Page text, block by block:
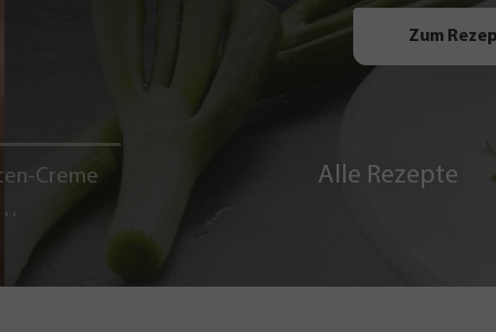
Zum
Creme
Alle Rezepte